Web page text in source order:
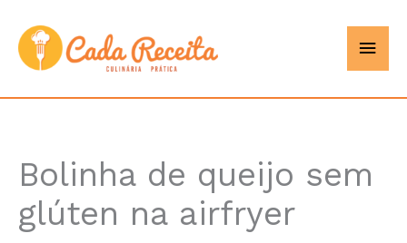
para
conteúdo
Bolinha de queijo sem
glúten na airfryer
minutes